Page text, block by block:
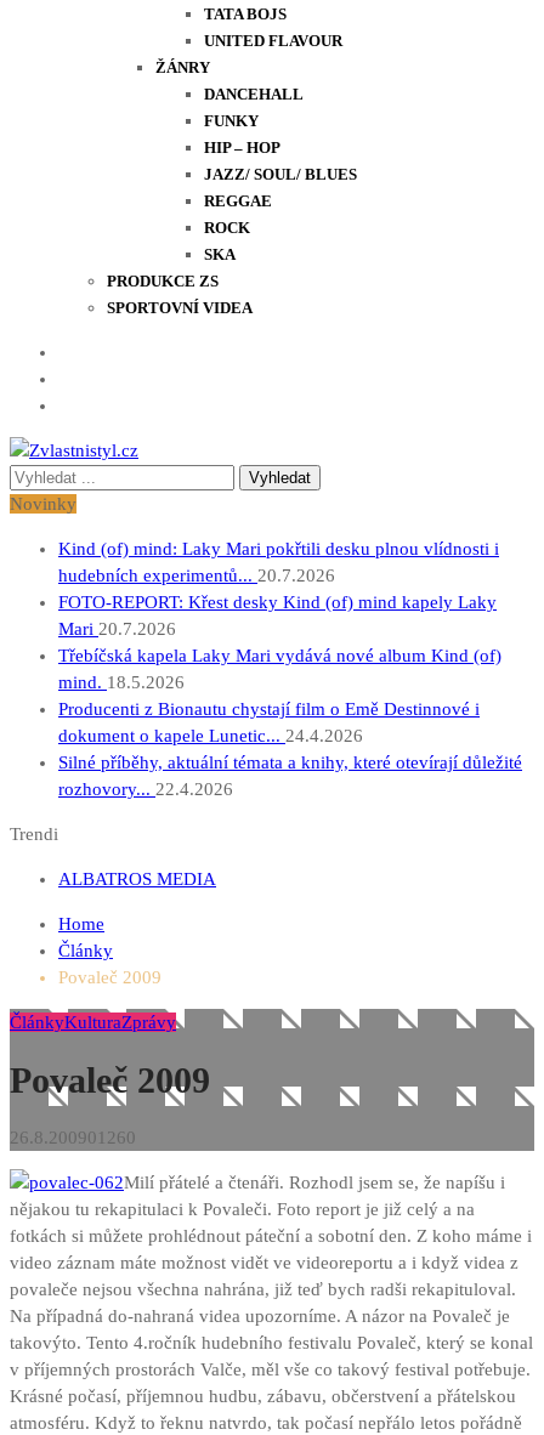
TATA BOJS
UNITED FLAVOUR
ŽÁNRY
DANCEHALL
FUNKY
HIP – HOP
JAZZ/ SOUL/ BLUES
REGGAE
ROCK
SKA
PRODUKCE ZS
SPORTOVNÍ VIDEA
Zvlastnistyl.cz
Pramen kultury, zábavy a životního stylu
Vyhledávání
pro:
Novinky
Kind (of) mind: Laky Mari pokřtili desku plnou vlídnosti i
hudebních experimentů... 20.7.2026
FOTO-REPORT: Křest desky Kind (of) mind kapely Laky
Mari 20.7.2026
Třebíčská kapela Laky Mari vydává nové album Kind (of)
mind. 18.5.2026
Producenti z Bionautu chystají film o Emě Destinnové i
dokument o kapele Lunetic... 24.4.2026
Silné příběhy, aktuální témata a knihy, které otevírají důležité
rozhovory... 22.4.2026
Trendi
ALBATROS MEDIA
Home
Články
Povaleč 2009
ČlánkyKulturaZprávy
Povaleč 2009
26.8.20090 1260
Milí přátelé a čtenáři. Rozhodl jsem se, že napíšu i
nějakou tu rekapitulaci k Povaleči. Foto report je již celý a na
fotkách si můžete prohlédnout páteční a sobotní den. Z koho máme i
video záznam máte možnost vidět ve videoreportu a i když videa z
povaleče nejsou všechna nahrána, již teď bych radši rekapituloval.
Na případná do-nahraná videa upozorníme. A názor na Povaleč je
takovýto. Tento 4.ročník hudebního festivalu Povaleč, který se konal
v příjemných prostorách Valče, měl vše co takový festival potřebuje.
Krásné počasí, příjemnou hudbu, zábavu, občerstvení a přátelskou
atmosféru. Když to řeknu natvrdo, tak počasí nepřálo letos pořádně